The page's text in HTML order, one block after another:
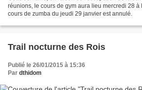
réunions, le cours de gym aura lieu mercredi 28 à
cours de zumba du jeudi 29 janvier est annulé.
Trail nocturne des Rois
Publié le 26/01/2015 à 15:36
Par dthidom